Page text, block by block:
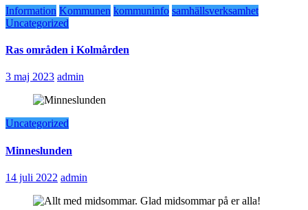
Information Kommunen kommuninfo samhällsverksamhet
Uncategorized
Ras områden i Kolmården
3 maj 2023 admin
Uncategorized
Minneslunden
14 juli 2022 admin